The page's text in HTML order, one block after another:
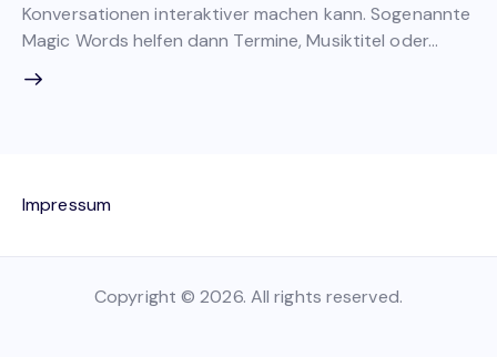
Konversationen interaktiver machen kann. Sogenannte
Magic Words helfen dann Termine, Musiktitel oder…
Impressum
Copyright © 2026. All rights reserved.